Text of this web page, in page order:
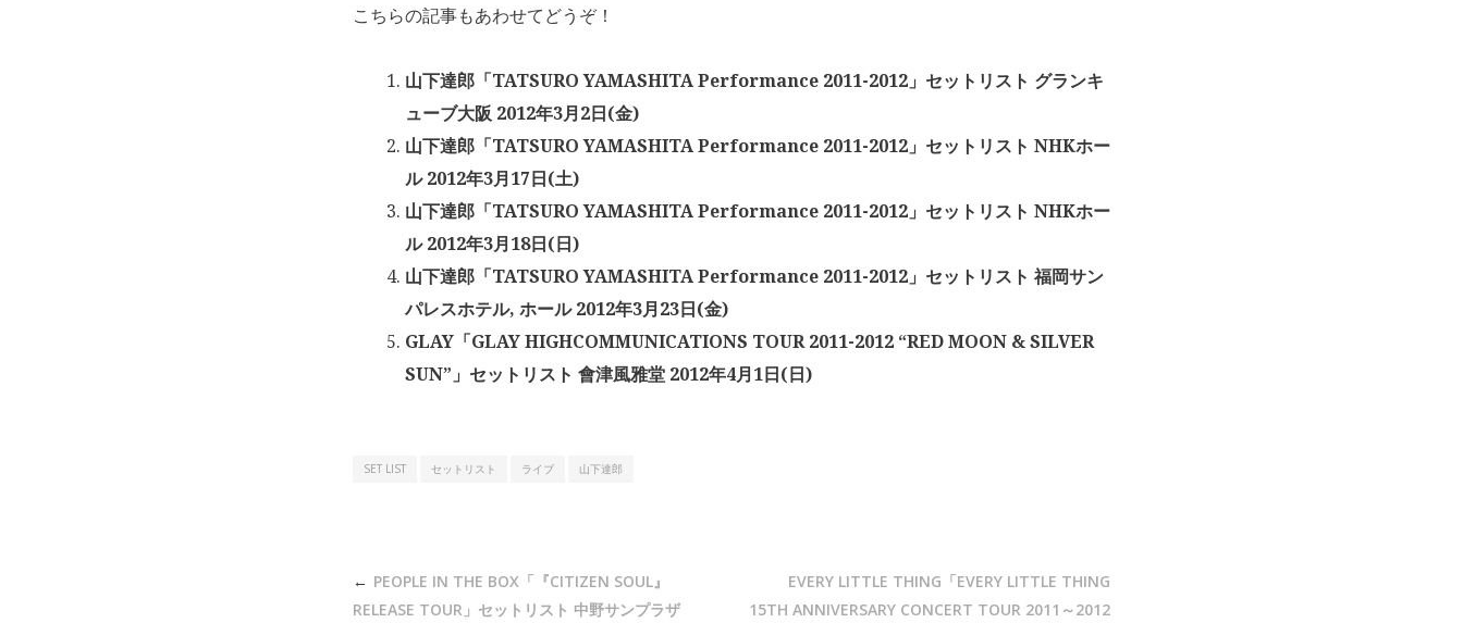
こちらの記事もあわせてどうぞ！
山下達郎「TATSURO YAMASHITA Performance 2011-2012」セットリスト グランキ
ューブ大阪 2012年3月2日(金)
山下達郎「TATSURO YAMASHITA Performance 2011-2012」セットリスト NHKホー
ル 2012年3月17日(土)
山下達郎「TATSURO YAMASHITA Performance 2011-2012」セットリスト NHKホー
ル 2012年3月18日(日)
山下達郎「TATSURO YAMASHITA Performance 2011-2012」セットリスト 福岡サン
パレスホテル, ホール 2012年3月23日(金)
GLAY「GLAY HIGHCOMMUNICATIONS TOUR 2011-2012 “RED MOON & SILVER
SUN”」セットリスト 會津風雅堂 2012年4月1日(日)
SET LIST セットリスト ライブ 山下達郎
PEOPLE IN THE BOX「『CITIZEN SOUL』
RELEASE TOUR」セットリスト 中野サンプラザ
EVERY LITTLE THING「EVERY LITTLE THING
15TH ANNIVERSARY CONCERT TOUR 2011～2012